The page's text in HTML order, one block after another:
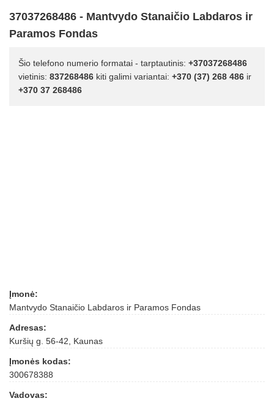
37037268486 - Mantvydo Stanaičio Labdaros ir
Paramos Fondas
Šio telefono numerio formatai - tarptautinis: +37037268486
vietinis: 837268486 kiti galimi variantai: +370 (37) 268 486 ir
+370 37 268486
Įmonė:
Mantvydo Stanaičio Labdaros ir Paramos Fondas
Adresas:
Kuršių g. 56-42, Kaunas
Įmonės kodas:
300678388
Vadovas: